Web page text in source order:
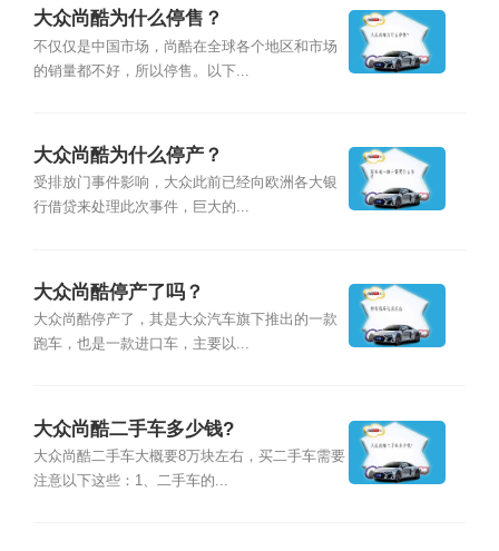
大众尚酷为什么停售？
不仅仅是中国市场，尚酷在全球各个地区和市场
的销量都不好，所以停售。以下...
大众尚酷为什么停产？
受排放门事件影响，大众此前已经向欧洲各大银
行借贷来处理此次事件，巨大的...
大众尚酷停产了吗？
大众尚酷停产了，其是大众汽车旗下推出的一款
跑车，也是一款进口车，主要以...
大众尚酷二手车多少钱?
大众尚酷二手车大概要8万块左右，买二手车需要
注意以下这些：1、二手车的...